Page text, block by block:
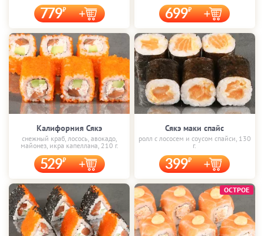
779 699
Калифорния Сякэ
снежный краб, лосось, авокадо,
майонез, икра капеллана, 210 г.
529
Сякэ маки спайс
ролл с лососем и соусом спайси, 130
г.
399
ОСТРОЕ